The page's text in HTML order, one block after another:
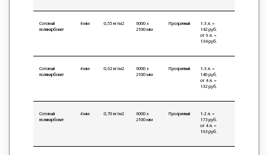
Сотовый
поликарбонат
4 мм 0,55 кг/м2
6000 х
2100 мм
Прозрачный
1-3 л. =
142 руб.
от 6 л. =
134 руб.
Сотовый
поликарбонат
4 мм 0,62 кг/м2
6000 х
2100 мм
Прозрачный
1-3 л. =
140 руб.
от 4 л. =
132 руб.
Сотовый
поликарбонат
4 мм 0,70 кг/м2
6000 х
2100 мм
Прозрачный
1-2 л. =
173 руб.
от 4 л. =
163 руб.